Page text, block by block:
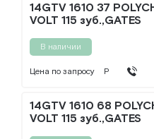
14GTV 1610 37
VOLT 115 зуб.,GATES
В наличии
Цена по запросу Р
14GTV 1610 68
VOLT 115 зуб.,GATES